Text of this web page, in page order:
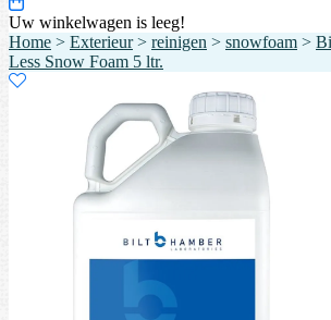
Uw winkelwagen is leeg!
Home > Exterieur> reinigen > snowfoam >
Less Snow Foam 5 ltr.